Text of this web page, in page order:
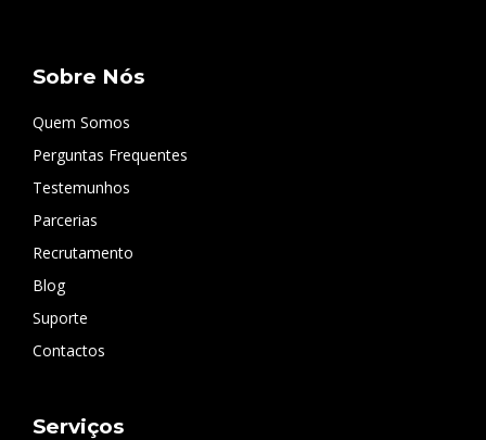
Sobre Nós
Quem Somos
Perguntas Frequentes
Testemunhos
Parcerias
Recrutamento
Blog
Suporte
Contactos
Serviços